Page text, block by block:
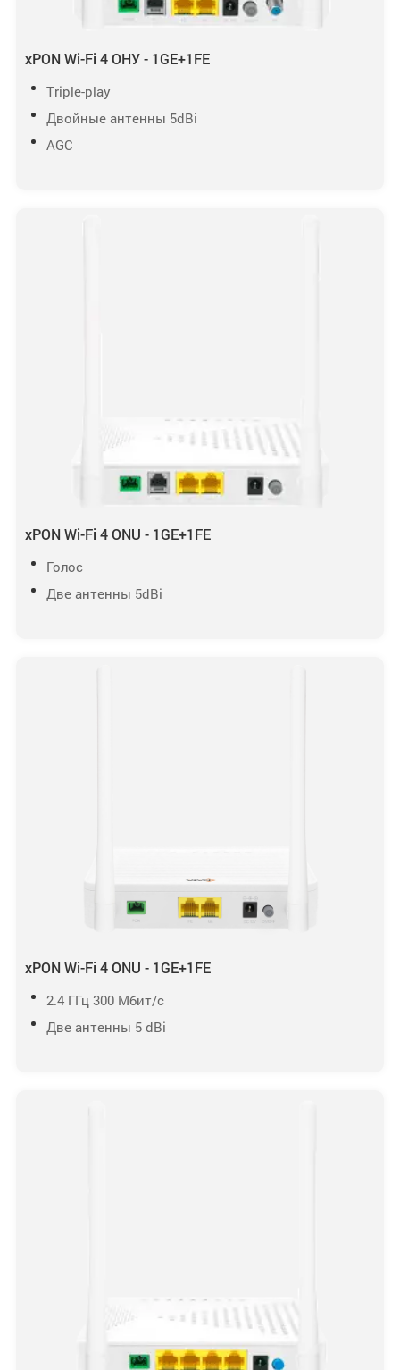
xPON Wi-Fi 4 ОНУ - 1GE+1FE
Triple-play
Двойные антенны 5dBi
AGC
xPON Wi-Fi 4 ONU - 1GE+1FE
Голос
Две антенны 5dBi
xPON Wi-Fi 4 ONU - 1GE+1FE
2.4 ГГц 300 Мбит/с
Две антенны 5 dBi